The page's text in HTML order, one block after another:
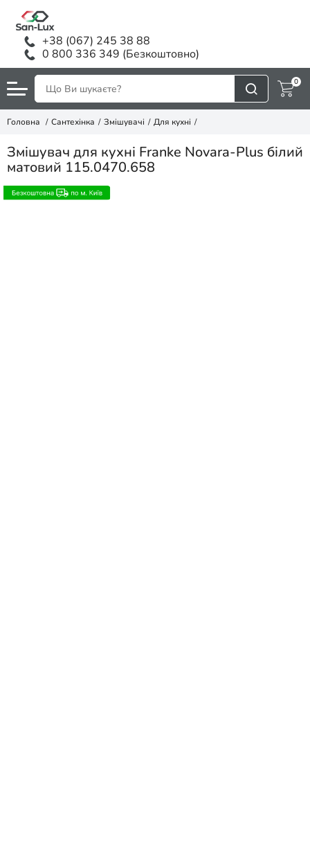
+38 (067) 245 38 88
0 800 336 349 (Безкоштовно)
0
Головна Сантехінка Змішувачі Для кухні
Змішувач для кухні Franke Novara-Plus білий
матовий 115.0470.658